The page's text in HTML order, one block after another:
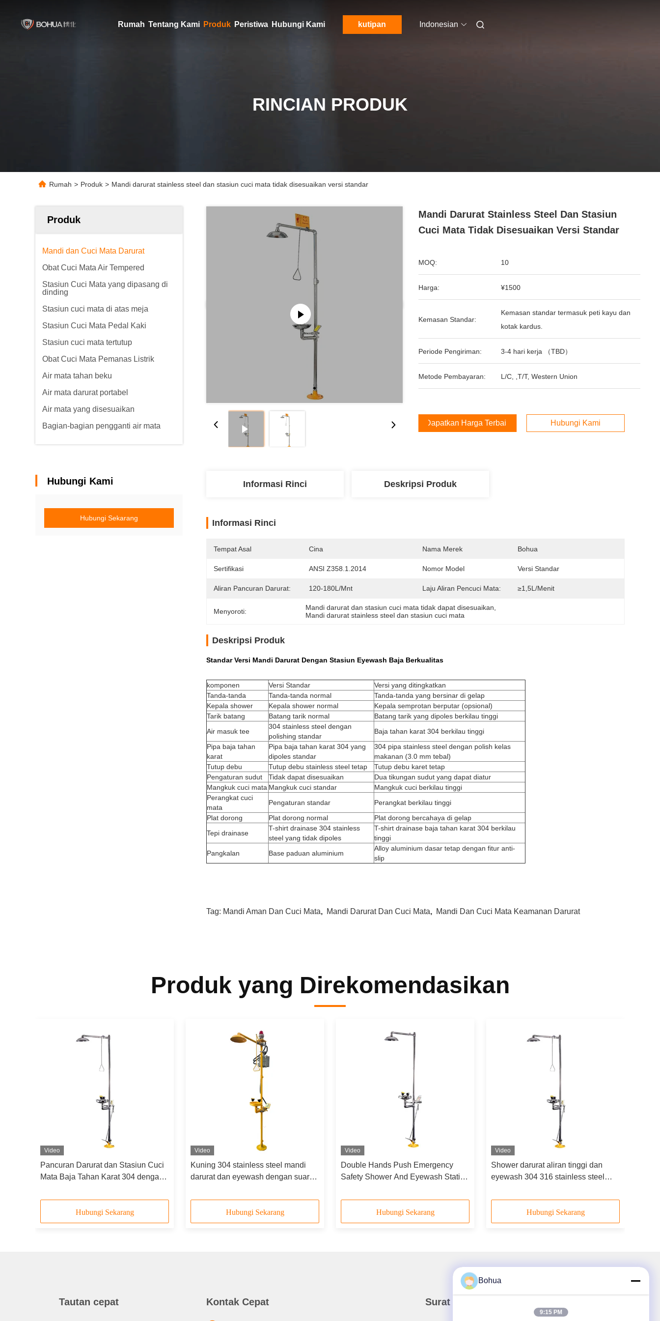
Rumah Tentang Kami Produk Peristiwa Hubungi Kami kutipan Indonesian
RINCIAN PRODUK
Rumah > Produk > Mandi darurat stainless steel dan stasiun cuci mata tidak disesuaikan versi standar
Produk
Mandi dan Cuci Mata Darurat
Obat Cuci Mata Air Tempered
Stasiun Cuci Mata yang dipasang di
dinding
Stasiun cuci mata di atas meja
Stasiun Cuci Mata Pedal Kaki
Stasiun cuci mata tertutup
Obat Cuci Mata Pemanas Listrik
Air mata tahan beku
Air mata darurat portabel
Air mata yang disesuaikan
Bagian-bagian pengganti air mata
Hubungi Kami
Hubungi Sekarang
Mandi Darurat Stainless Steel Dan Stasiun
Cuci Mata Tidak Disesuaikan Versi Standar
MOQ: 10
Harga: ¥1500
Kemasan Standar:
Kemasan standar termasuk peti kayu dan
kotak kardus.
Periode Pengiriman: 3-4 hari kerja （TBD）
Metode Pembayaran: L/C, ,T/T, Western Union
Dapatkan Harga Terbaik Hubungi Kami
Informasi Rinci Deskripsi Produk
Informasi Rinci
Tempat Asal Cina Nama Merek Bohua
Sertifikasi ANSI Z358.1.2014 Nomor Model Versi Standar
Aliran Pancuran Darurat: 120-180L/mnt Laju Aliran Pencuci Mata: ≥1,5L/menit
Menyoroti: Mandi darurat dan stasiun cuci mata tidak dapat disesuaikan
Mandi darurat stainless steel dan stasiun cuci mata
Deskripsi Produk
Standar Versi Mandi Darurat Dengan Stasiun Eyewash Baja Berkualitas
komponen Versi Standar
Versi yang ditingkatkan
Tanda-tanda
Tanda-tanda normal
Tanda-tanda yang bersinar di gelap
Kepala shower
Kepala shower normal
Kepala semprotan berputar (opsional)
Tarik batang
Batang tarik normal
Batang tarik yang dipoles berkilau tinggi
Air masuk tee
304 stainless steel dengan
polishing standar
Baja tahan karat 304 berkilau tinggi
Pipa baja tahan
karat
Pipa baja tahan karat 304 yang
dipoles standar
304 pipa stainless steel dengan polish kelas
makanan (3.0 mm tebal)
Tutup debu
Tutup debu stainless steel tetap
Tutup debu karet tetap
Pengaturan sudut
Tidak dapat disesuaikan
Dua tikungan sudut yang dapat diatur
Mangkuk cuci mata Mangkuk cuci standar
Mangkuk cuci berkilau tinggi
Perangkat cuci
mata
Pengaturan standar
Perangkat berkilau tinggi
Plat dorong
Plat dorong normal
Plat dorong bercahaya di gelap
Tepi drainase
T-shirt drainase 304 stainless
steel yang tidak dipoles
T-shirt drainase baja tahan karat 304 berkilau
tinggi
Pangkalan
Base paduan aluminium
Alloy aluminium dasar tetap dengan fitur anti-
slip
Tag: Mandi Aman Dan Cuci Mata, Mandi Darurat Dan Cuci Mata, Mandi Dan Cuci Mata Keamanan Darurat
Produk yang Direkomendasikan
Video
Pancuran Darurat dan Stasiun Cuci
Mata Baja Tahan Karat 304 dengan
Mangkuk Baja Tahan Karat
Hubungi Sekarang
Video
Kuning 304 stainless steel mandi
darurat dan eyewash dengan suara
Hubungi Sekarang
Video
Double Hands Push Emergency
Safety Shower And Eyewash Station
Hubungi Sekarang
Video
Shower darurat aliran tinggi dan
eyewash 304 316 stainless steel
Hubungi Sekarang
Tautan cepat Kontak Cepat Surat Kabar Kami
Bohua
9:15 PM